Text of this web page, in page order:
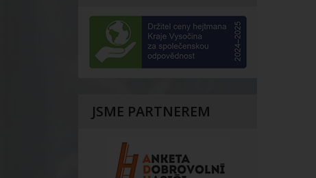
JSME PARTNEREM